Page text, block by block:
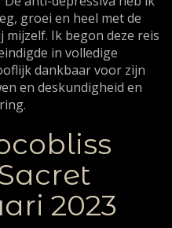
groei en heel met de
mijzelf. Ik begon deze reis
in volledige
dankbaar voor zijn
en deskundigheid en
2023